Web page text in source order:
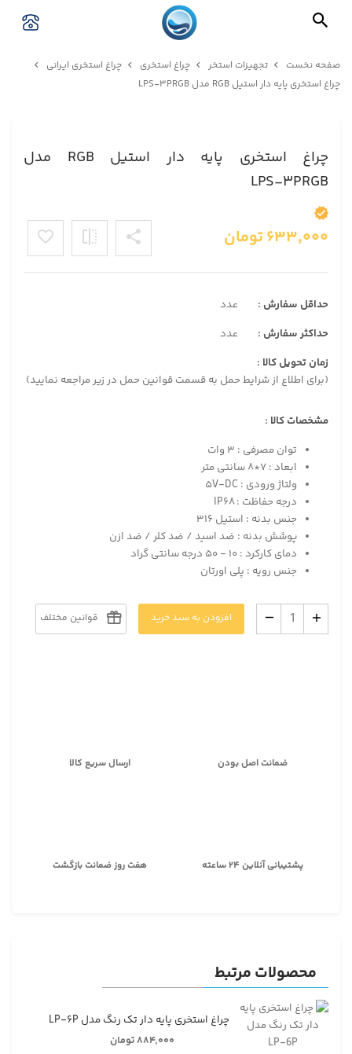
صفحه نخست تجهیزات استخر چراغ استخری
چراغ استخری ایرانی
چراغ استخری پایه دار استیل RGB مدل LPS-۳PRGB
چراغ استخری پایه دار استیل RGB مدل
LPS-۳PRGB
۶۳۳,۰۰۰تومان
حداقل سفارش :
عدد
حداکثر سفارش :
عدد
زمان تحویل کالا :
(برای اطلاع از شرایط حمل به قسمت قوانین حمل در زیر مراجعه نمایید)
مشخصات کالا :
توان مصرفی : ۳ وات
ابعاد : ۷*۸ سانتی متر
ولتاژ ورودی : ۵V-DC
درجه حفاظت : IP۶۸
جنس بدنه : استیل ۳۱۶
پوشش بدنه : ضد اسید / ضد کلر / ضد ازن
دمای کارکرد : ۱۰ - ۵۰ درجه سانتی گراد
جنس رویه : پلی اورتان
افزودن به سبد خرید قوانین مختلف
ضمانت اصل بودن ارسال سریع کالا
پشتیبانی آنلاین ۲۴ ساعته هفت روز ضمانت بازگشت
محصولات مرتبط
چراغ استخری پایه دار تک رنگ مدل LP-۶P
۸۸۴,۰۰۰ تومان